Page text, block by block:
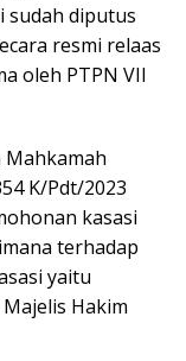
sudah diputus
resmi relaas
oleh PTPN VII
K/Pdt/2023
kasasi
terhadap
yaitu
Hakim